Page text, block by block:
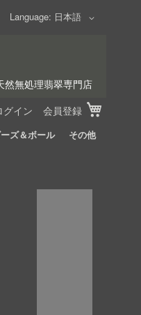
Language
日本語
グイン 会員登録
然無処理翡翠専門店
ズ＆ボール その他